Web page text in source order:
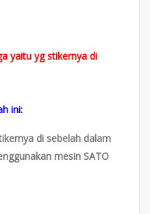
yaitu yg stikernya di
ini:
di sebelah dalam
mesin SATO